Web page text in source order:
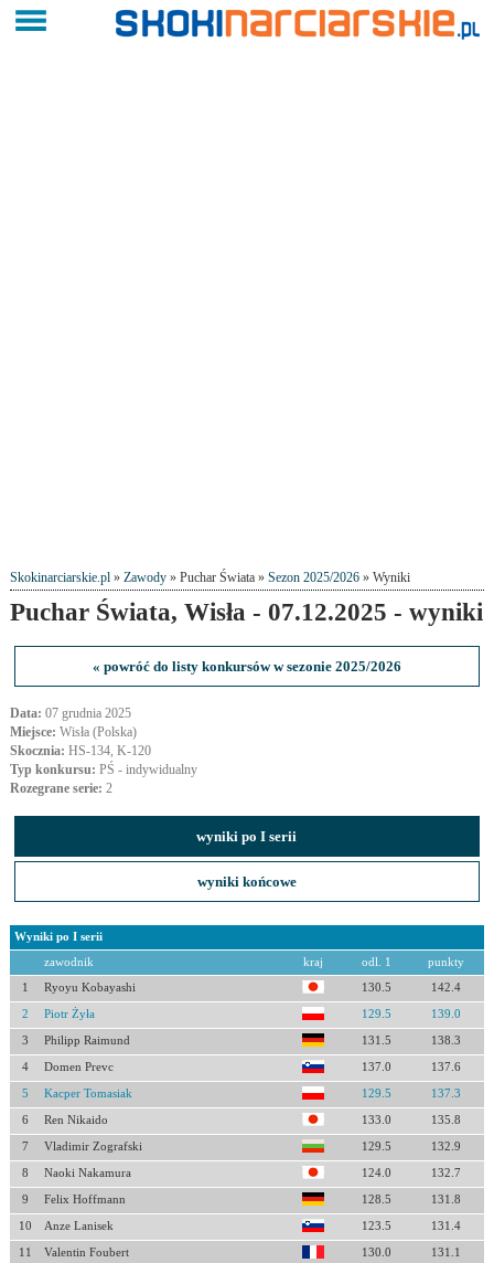
Skokinarciarskie.pl» Zawody» Puchar Świata » Sezon 2025/2026» Wyniki
Puchar Świata, Wisła - 07.12.2025 - wyniki
« powróć do listy konkursów w sezonie 2025/2026
Data: 07 grudnia 2025
Miejsce: Wisła (Polska)
Skocznia: HS-134, K-120
Typ konkursu: PŚ - indywidualny
Rozegrane serie: 2
wyniki po I serii
wyniki końcowe
Wyniki po I serii
zawodnik kraj odl. 1 punkty
1 Ryoyu Kobayashi 130.5 142.4
2 Piotr Żyła 129.5 139.0
3 Philipp Raimund 131.5 138.3
4 Domen Prevc 137.0 137.6
5 Kacper Tomasiak 129.5 137.3
6 Ren Nikaido 133.0 135.8
7 Vladimir Zografski 129.5 132.9
8 Naoki Nakamura 124.0 132.7
9 Felix Hoffmann 128.5 131.8
10 Anze Lanisek 123.5 131.4
11 Valentin Foubert 130.0 131.1